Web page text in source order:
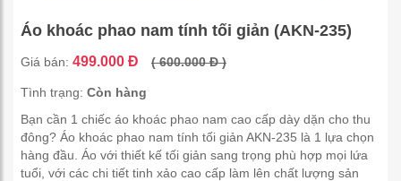
Áo khoác phao nam tính tối giản (AKN-235)
Giá bán: 499.000 Đ ( 600.000 Đ )
Tình trạng: Còn hàng
Bạn cần 1 chiếc áo khoác phao nam cao cấp dày dặn cho thu
đông? Áo khoác phao nam tính tối giản AKN-235 là 1 lựa chọn
hàng đầu. Áo với thiết kế tối giản sang trọng phù hợp mọi lứa
tuổi, với các chi tiết tinh xảo cao cấp làm lên chất lượng sản